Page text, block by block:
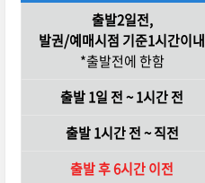
출발2일전,
발권/예매시점 기준1시간이내
*출발전에 한함
출발 1일 전 ~ 1시간 전
출발 1시간 전 ~ 직전
출발 후 6시간 이전